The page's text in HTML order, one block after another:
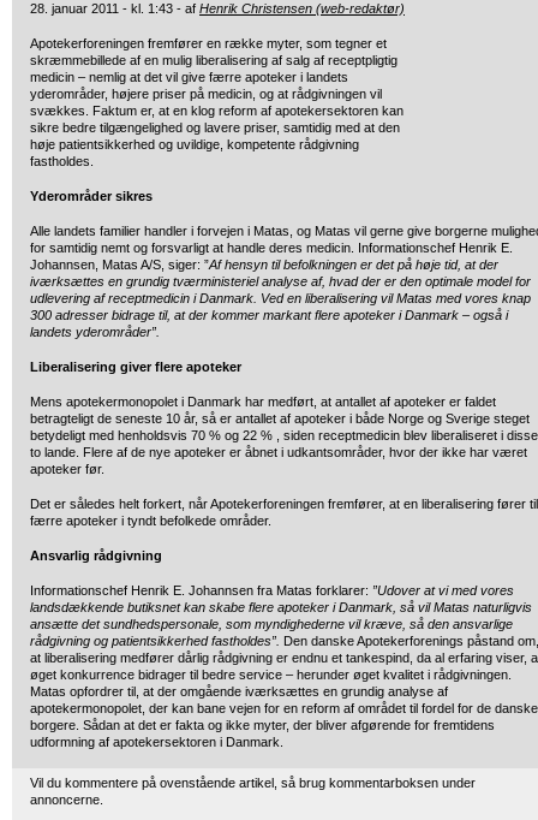
28. januar 2011 - kl. 1:43 - af Henrik Christensen (web-redaktør)
Apotekerforeningen fremfører en række myter, som tegner et
skræmmebillede af en mulig liberalisering af salg af receptpligtig
medicin – nemlig at det vil give færre apoteker i landets
yderområder, højere priser på medicin, og at rådgivningen vil
svækkes. Faktum er, at en klog reform af apotekersektoren kan
sikre bedre tilgængelighed og lavere priser, samtidig med at den
høje patientsikkerhed og uvildige, kompetente rådgivning
fastholdes.
Yderområder sikres
Alle landets familier handler i forvejen i Matas, og Matas vil gerne give borgerne
for samtidig nemt og forsvarligt at handle deres medicin. Informationschef Henrik E.
Johannsen, Matas A/S, siger: ”Af hensyn til befolkningen er det på høje tid, at der
iværksættes en grundig tværministeriel analyse af, hvad der er den optimale model for
udlevering af receptmedicin i Danmark. Ved en liberalisering vil Matas med vores knap
300 adresser bidrage til, at der kommer markant flere apoteker i Danmark – også i
landets yderområder”.
Liberalisering giver flere apoteker
Mens apotekermonopolet i Danmark har medført, at antallet af apoteker er faldet
betragteligt de seneste 10 år, så er antallet af apoteker i både Norge og Sverige steget
betydeligt med henholdsvis 70 % og 22 % , siden receptmedicin blev liberaliseret i disse
to lande. Flere af de nye apoteker er åbnet i udkantsområder, hvor der ikke har været
apoteker før.
Det er således helt forkert, når Apotekerforeningen fremfører, at en liberalisering fører til
færre apoteker i tyndt befolkede områder.
Ansvarlig rådgivning
Informationschef Henrik E. Johannsen fra Matas forklarer: ”Udover at vi med vores
landsdækkende butiksnet kan skabe flere apoteker i Danmark, så vil Matas naturligvis
ansætte det sundhedspersonale, som myndighederne vil kræve, så den ansvarlige
rådgivning og patientsikkerhed fastholdes”. Den danske Apotekerforenings påstand om,
at liberalisering medfører dårlig rådgivning er endnu et tankespind, da al erfaring viser,
øget konkurrence bidrager til bedre service – herunder øget kvalitet i rådgivningen.
Matas opfordrer til, at der omgående iværksættes en grundig analyse af
apotekermonopolet, der kan bane vejen for en reform af området til fordel for de danske
borgere. Sådan at det er fakta og ikke myter, der bliver afgørende for fremtidens
udformning af apotekersektoren i Danmark.
Vil du kommentere på ovenstående artikel, så brug kommentarboksen under
annoncerne.